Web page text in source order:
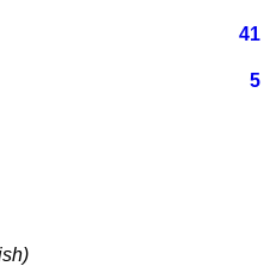
41
5